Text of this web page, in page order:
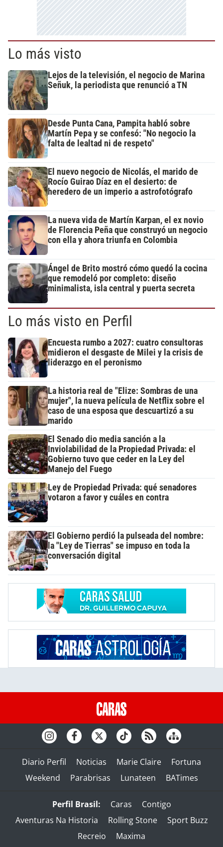
Lo más visto
Lejos de la televisión, el negocio de Marina
Señuk, la periodista que renunció a TN
Desde Punta Cana, Pampita habló sobre
Martín Pepa y se confesó: "No negocio la
falta de lealtad ni de respeto"
El nuevo negocio de Nicolás, el marido de
Rocío Guirao Díaz en el desierto: de
heredero de un imperio a astrofotógrafo
La nueva vida de Martín Karpan, el ex novio
de Florencia Peña que construyó un negocio
con ella y ahora triunfa en Colombia
Ángel de Brito mostró cómo quedó la cocina
que remodeló por completo: diseño
minimalista, isla central y puerta secreta
Lo más visto en Perfil
Encuesta rumbo a 2027: cuatro consultoras
midieron el desgaste de Milei y la crisis de
liderazgo en el peronismo
La historia real de "Elize: Sombras de una
mujer", la nueva película de Netflix sobre el
caso de una esposa que descuartizó a su
marido
El Senado dio media sanción a la
Inviolabilidad de la Propiedad Privada: el
Gobierno tuvo que ceder en la Ley del
Manejo del Fuego
Ley de Propiedad Privada: qué senadores
votaron a favor y cuáles en contra
El Gobierno perdió la pulseada del nombre:
la "Ley de Tierras" se impuso en toda la
conversación digital
Diario Perfil Noticias Marie Claire
Fortuna
Weekend
Parabrisas Lunateen BATimes
Perfil Brasil: Caras
Contigo
Aventuras Na Historia
Rolling Stone
Sport Buzz
Recreio
Maxima